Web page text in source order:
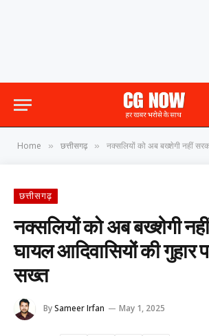
Home » छत्तीसगढ़ » नक्सलियों को अब बख्शेगी नहीं सरकार: घायल
छत्तीसगढ़
नक्सलियों को अब बख्शेगी
घायल आदिवासियों की गुहार
सख्त
BySameer Irfan May 1, 2025